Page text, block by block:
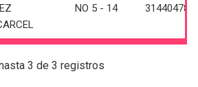
NO 5 - 14
3 de 3 registros